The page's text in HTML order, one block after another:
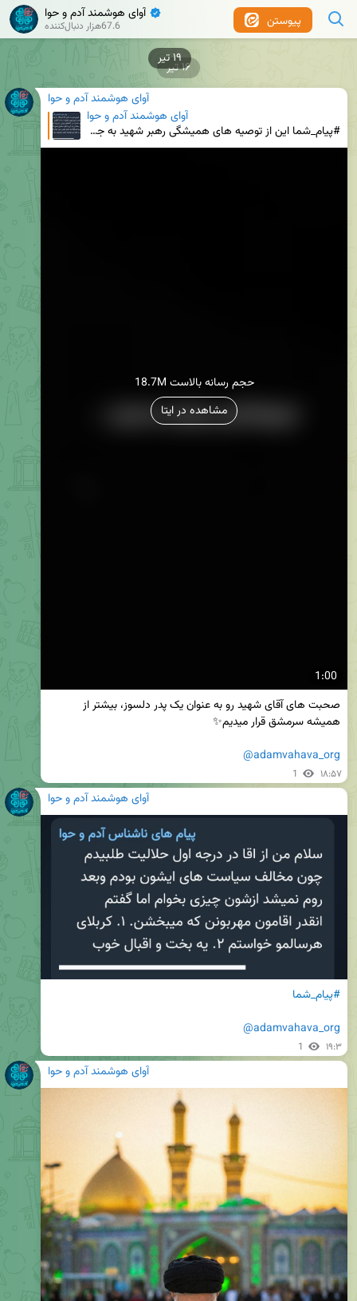
پیوستن آوای هوشمند آدم و حوا
✔
67.6هزار دنبال‌کننده
آوای هوشمند آدم و حوا
آوای هوشمند آدم و حوا
#پیام_شما این از توصیه های همیشگی رهبر شهید به جوون ها بود... در همین راستا پست بعدی رو حتما ببینی
1:00
18.7M حجم رسانه بالاست
مشاهده در ایتا
@adamvahava_org
1 ۱۸:۵۷
۱۶ تیر
آوای هوشمند آدم و حوا
#پیام_شما
@adamvahava_org
1 ۱۹:۳
آوای هوشمند آدم و حوا